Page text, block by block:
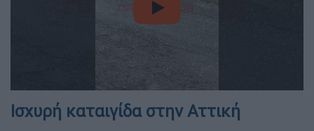
video
Ισχυρή καταιγίδα στην Αττική